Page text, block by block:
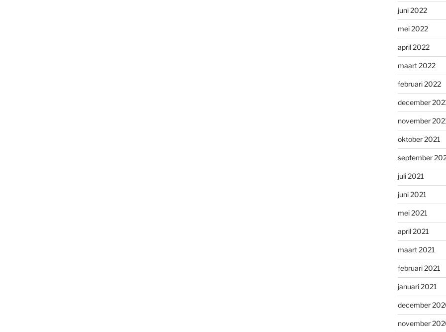
juni 2022
mei 2022
april 2022
maart 2022
februari 2022
december
november
oktober 2021
september
juli 2021
juni 2021
mei 2021
april 2021
maart 2021
februari 2021
januari 2021
december
november